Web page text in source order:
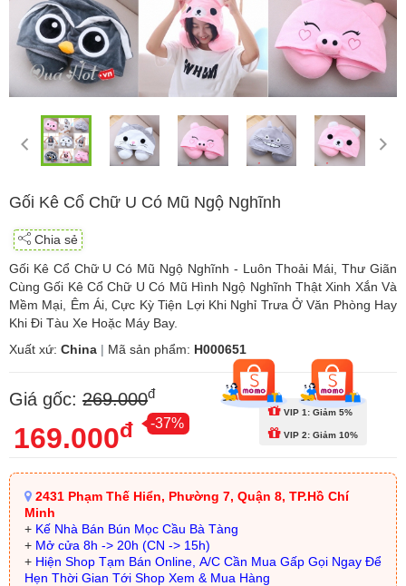
Gối Kê Cổ Chữ U Có Mũ Ngộ Nghĩnh
Chia sẻ
Gối Kê Cổ Chữ U Có Mũ Ngộ Nghĩnh - Luôn Thoải Mái, Thư Giãn
Cùng Gối Kê Cổ Chữ U Có Mũ Hình Ngộ Nghĩnh Thật Xinh Xắn Và
Mềm Mại, Êm Ái, Cực Kỳ Tiện Lợi Khi Nghỉ Trưa Ở Văn Phòng Hay
Khi Đi Tàu Xe Hoặc Máy Bay.
Xuất xứ: China | Mã sản phẩm: H000651
Giá gốc: 269.000đ
169.000đ -37%
VIP 1: Giảm 5%
VIP 2: Giảm 10%
2431 Phạm Thế Hiển, Phường 7, Quận 8, TP.Hồ Chí
Minh
+ Kế Nhà Bán Bún Mọc Cầu Bà Tàng
+ Mở cửa 8h -> 20h (CN -> 15h)
+ Hiện Shop Tạm Bán Online, A/C Cần Mua Gấp Gọi Ngay Để
Hẹn Thời Gian Tới Shop Xem & Mua Hàng